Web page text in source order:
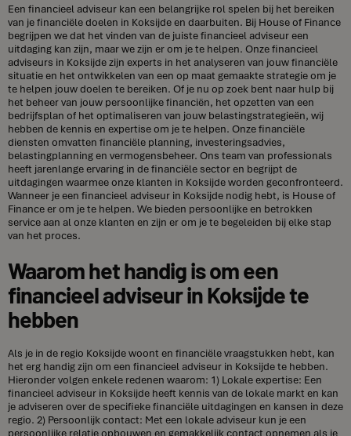
Een financieel adviseur kan een belangrijke rol spelen bij het bereiken
van je financiële doelen in Koksijde en daarbuiten. Bij House of Finance
begrijpen we dat het vinden van de juiste financieel adviseur een
uitdaging kan zijn, maar we zijn er om je te helpen. Onze financieel
adviseurs in Koksijde zijn experts in het analyseren van jouw financiële
situatie en het ontwikkelen van een op maat gemaakte strategie om je
te helpen jouw doelen te bereiken. Of je nu op zoek bent naar hulp bij
het beheer van jouw persoonlijke financiën, het opzetten van een
bedrijfsplan of het optimaliseren van jouw belastingstrategieën, wij
hebben de kennis en expertise om je te helpen. Onze financiële
diensten omvatten financiële planning, investeringsadvies,
belastingplanning en vermogensbeheer. Ons team van professionals
heeft jarenlange ervaring in de financiële sector en begrijpt de
uitdagingen waarmee onze klanten in Koksijde worden geconfronteerd.
Wanneer je een financieel adviseur in Koksijde nodig hebt, is House of
Finance er om je te helpen. We bieden persoonlijke en betrokken
service aan al onze klanten en zijn er om je te begeleiden bij elke stap
van het proces.
Waarom het handig is om een
financieel adviseur in Koksijde te
hebben
Als je in de regio Koksijde woont en financiële vraagstukken hebt, kan
het erg handig zijn om een financieel adviseur in Koksijde te hebben.
Hieronder volgen enkele redenen waarom: 1) Lokale expertise: Een
financieel adviseur in Koksijde heeft kennis van de lokale markt en kan
je adviseren over de specifieke financiële uitdagingen en kansen in deze
regio. 2) Persoonlijk contact: Met een lokale adviseur kun je een
persoonlijke relatie opbouwen en gemakkelijk contact opnemen als je